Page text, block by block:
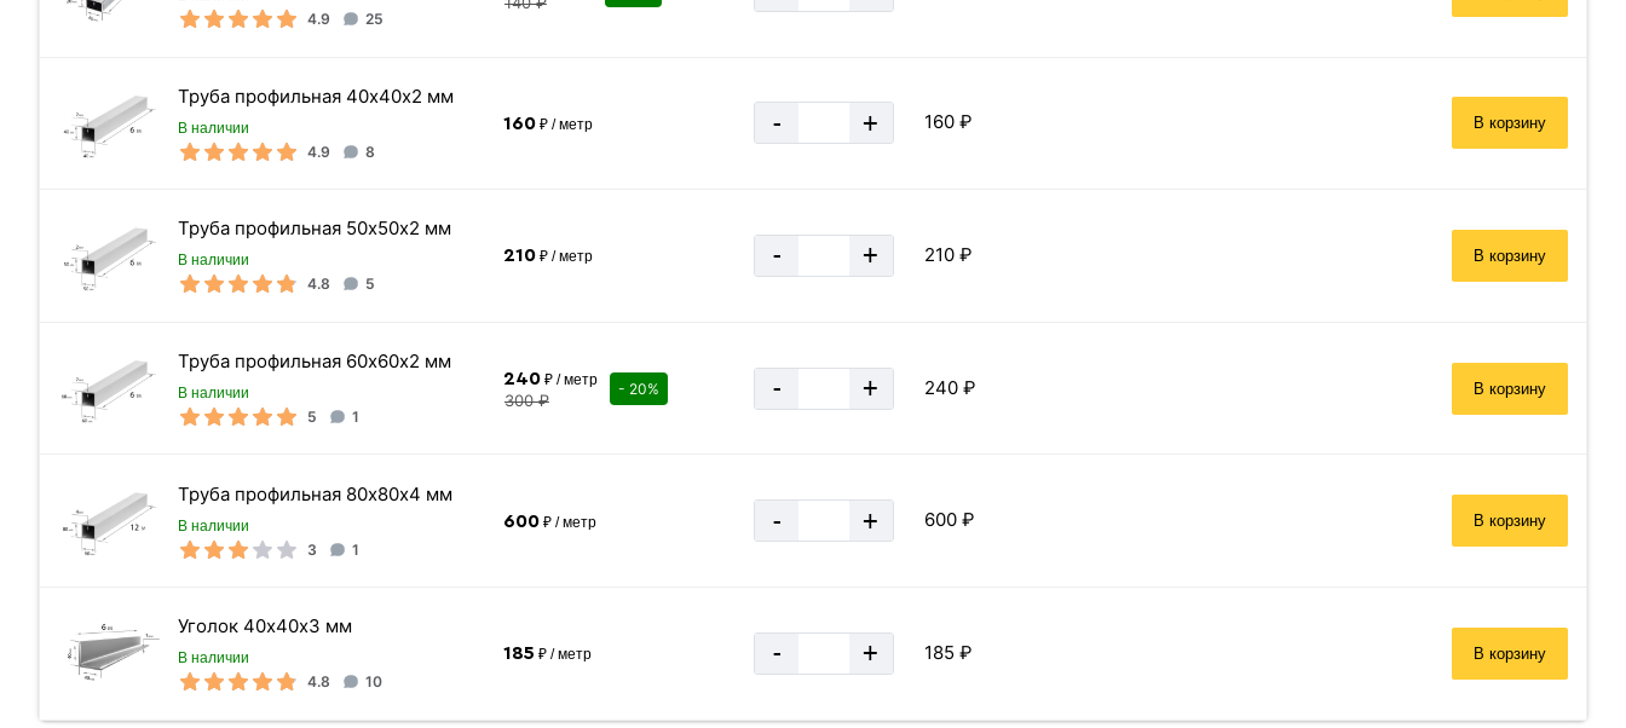
4.9 25
Труба профильная 40х40х2 мм
В наличии
4.9 8
160₽ / метр - + 160 ₽ В корзину
Труба профильная 50х50х2 мм
В наличии
4.8 5
210₽ / метр - + 210 ₽ В корзину
Труба профильная 60х60х2 мм
В наличии
5 1
240₽ / метр
300 ₽
- 20% - + 240 ₽ В корзину
Труба профильная 80х80х4 мм
В наличии
3 1
600₽ / метр - + 600 ₽ В корзину
Уголок 40х40х3 мм
В наличии
4.8 10
185 ₽ / метр - + 185 ₽ В корзину
Метров в 1 тонне
Вес одной штуки (10 м)
Цена указана за 1 штуку